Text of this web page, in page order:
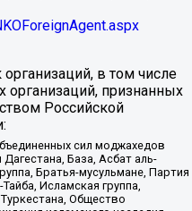
в том числе
признанных
Российской
сил моджахедов
База, Асбат аль-
Братья-мусульмане, Партия
Исламская группа,
Общество